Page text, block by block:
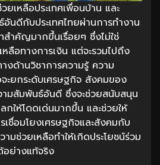
ยเหลือประเทศเพื่อนบ้าน และ
นดีกับประเทศไทยผ่านการทำงาน
สำคัญมากขึ้นเรื่อยๆ ซึ่งไม่ใช่
หลือทางการเงิน แต่จะรวมไปถึง
งด้านวิชาการความรู้ ความ
ะยกระดับเศรษฐกิจ สังคมของ
ามสัมพันธ์อันดี ซึ่งจะช่วยสนับสนุน
กให้โดดเด่นมากขึ้น และช่วยให้
เชื่อมโยงเศรษฐกิจและสังคมกับ
ามช่วยเหลือทำให้เกิดประโยชน์ร่วม
อย่างแท้จริง